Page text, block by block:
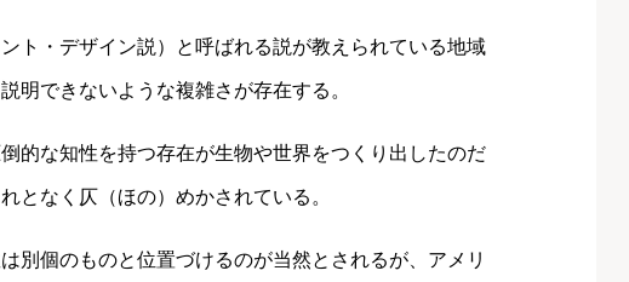
ト・デザイン説）と呼ばれる説が教えられている地域
明できないような複雑さが存在する。
的な知性を持つ存在が生物や世界をつくり出したのだ
となく仄（ほの）めかされている。
別個のものと位置づけるのが当然とされるが、アメリ